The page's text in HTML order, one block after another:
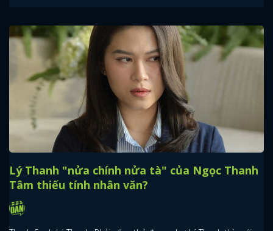
Lý Thanh "nửa chính nửa tà" của Ngọc Thanh
Tâm thiếu tính nhân văn?